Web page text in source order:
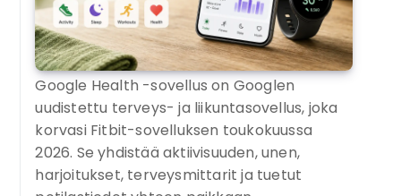
Google Health -sovellus on Googlen
uudistettu terveys- ja liikuntasovellus, joka
korvasi Fitbit-sovelluksen toukokuussa
2026. Se yhdistää aktiivisuuden, unen,
harjoitukset, terveysmittarit ja tuetut